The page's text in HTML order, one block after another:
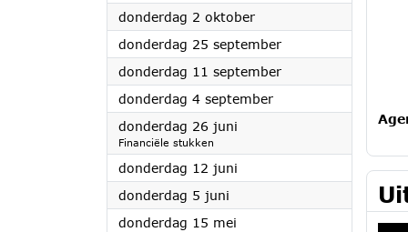
donderdag 2 oktober2025
donderdag 25 september2025
donderdag 11 september2025
donderdag 4 september2025
donderdag 26 juni
Financiële stukken
donderdag 12 juni
donderdag 5 juni
donderdag 15 mei